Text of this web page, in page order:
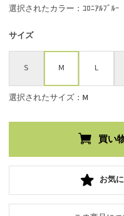
選択されたカラー：ｺﾛﾆｱﾙﾌﾞﾙｰ
サイズ
S M L
選択されたサイズ：M
お気